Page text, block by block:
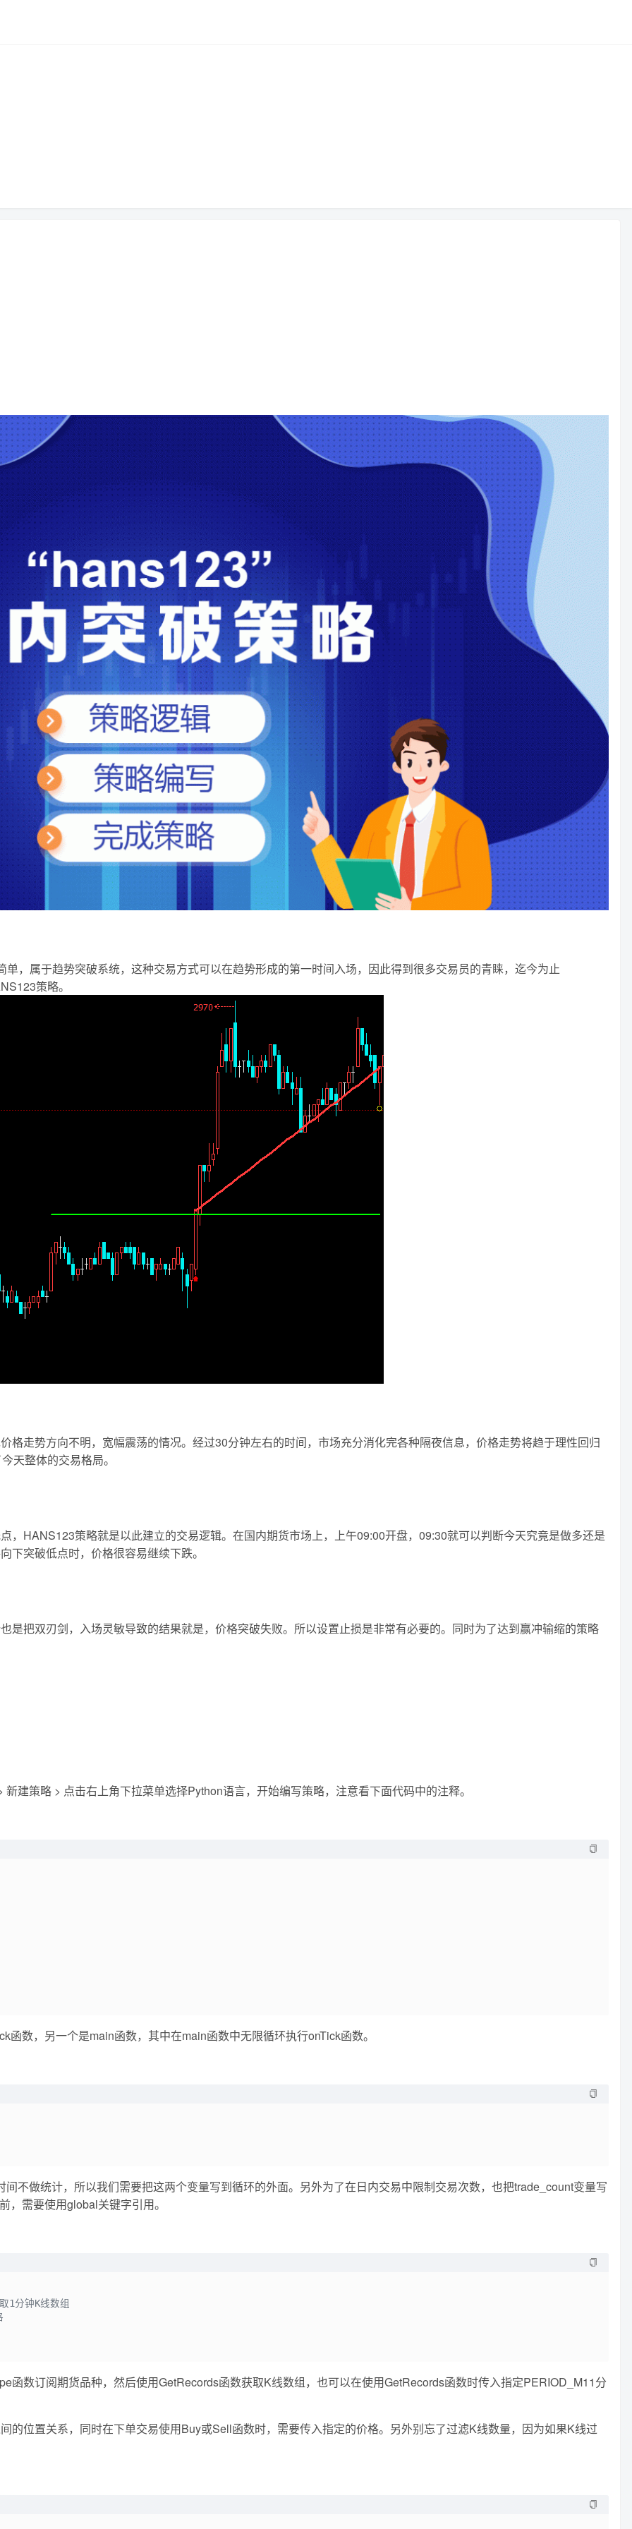
，属于趋势突破系统，这种交易方式可以在趋势形成的第一时间入场，因此得到很多交易员的青睐，迄今为止
策略。
格走势方向不明，宽幅震荡的情况。经过30分钟左右的时间，市场充分消化完各种隔夜信息，价格走势将趋于理性回归
天整体的交易格局。
，HANS123策略就是以此建立的交易逻辑。在国内期货市场上，上午09:00开盘，09:30就可以判断今天究竟是做多还是
下突破低点时，价格很容易继续下跌。
是把双刃剑，入场灵敏导致的结果就是，价格突破失败。所以设置止损是非常有必要的。同时为了达到赢冲输缩的策略
建策略 > 点击右上角下拉菜单选择Python语言，开始编写策略，注意看下面代码中的注释。
数，另一个是main函数，其中在main函数中无限循环执行onTick函数。
不做统计，所以我们需要把这两个变量写到循环的外面。另外为了在日内交易中限制交易次数，也把trade_count变量写
，需要使用global关键字引用。
1分钟K线数组
函数订阅期货品种，然后使用GetRecords函数获取K线数组，也可以在使用GetRecords函数时传入指定PERIOD_M11分
的位置关系，同时在下单交易使用Buy或Sell函数时，需要传入指定的价格。另外别忘了过滤K线数量，因为如果K线过